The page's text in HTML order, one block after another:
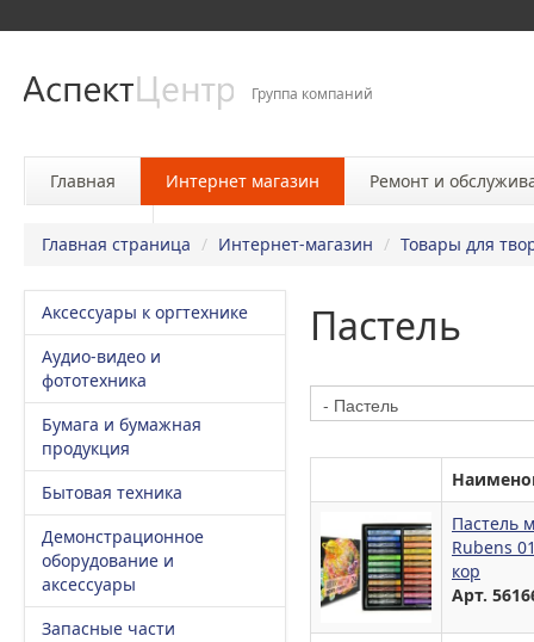
Группа компаний
Главная Интернет магазин Ремонт и
Главная страница / Интернет-магазин / Товары для
Аксессуары к оргтехнике
Аудио-видео и
фототехника
Бумага и бумажная
продукция
Бытовая техника
Демонстрационное
оборудование и
аксессуары
Запасные части
Пастель
Пастель
Rubens
кор
Арт.